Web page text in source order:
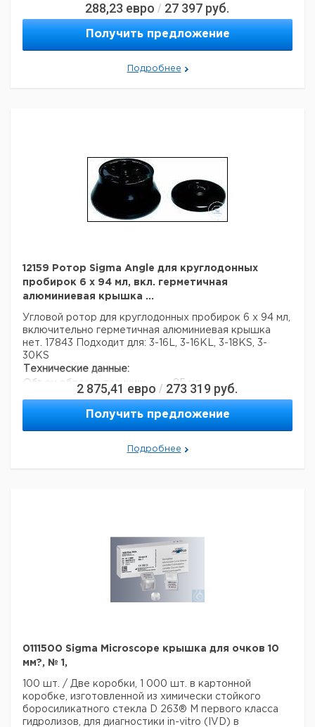
288,23 евро / 27 397 руб.
Получить предложение
Подробнее
12159 Ротор Sigma Angle для круглодонных
пробирок 6 х 94 мл, вкл. герметичная
алюминиевая крышка ...
Угловой ротор для круглодонных пробирок 6 х 94 мл,
включительно герметичная алюминиевая крышка
нет. 17843
Подходит для: 3-16L, 3-16KL, 3-18KS, 3-
30KS
Технические данные:
Объем образца позиции:
85 мл
Количество позиций образца:
2 875,41 евро / 273 319 руб.
Получить предложение
Подробнее
0111500 Sigma Microscope крышка для очков 10
мм?, № 1,
100 шт. / Две коробки, 1 000 шт. в картонной
коробке, изготовленной из химически стойкого
боросиликатного стекла D 263® M первого класса
гидролизов, для диагностики in-vitro (IVD) в